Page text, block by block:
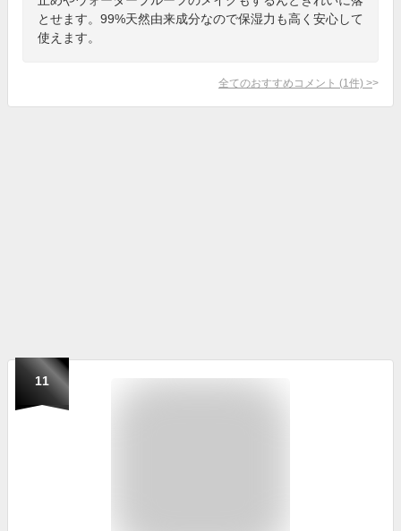
とせます。99%天然由来成分なので保湿力も高く安心して
使えます。
全てのおすすめコメント (1 件) >
11